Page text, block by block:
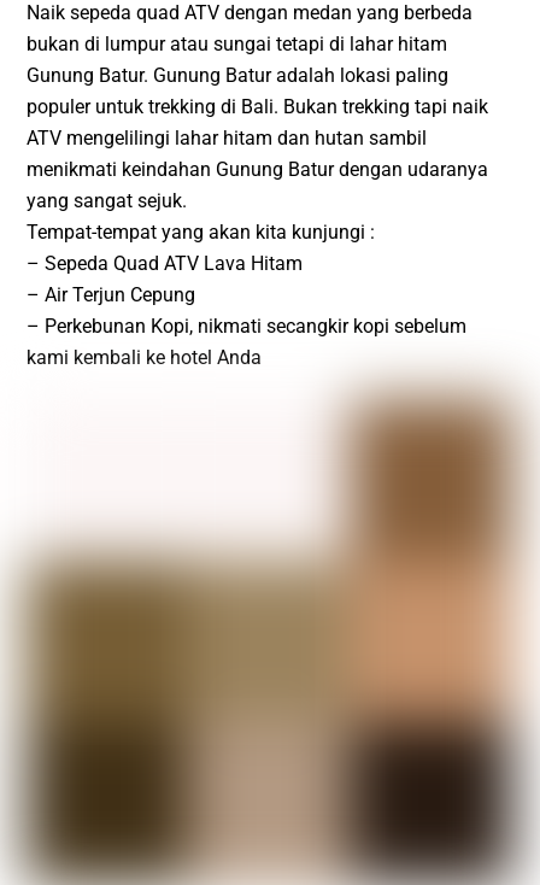
Naik sepeda quad ATV dengan medan yang berbeda
bukan di lumpur atau sungai tetapi di lahar hitam
Gunung Batur. Gunung Batur adalah lokasi paling
populer untuk trekking di Bali. Bukan trekking tapi naik
ATV mengelilingi lahar hitam dan hutan sambil
menikmati keindahan Gunung Batur dengan udaranya
yang sangat sejuk.
Tempat-tempat yang akan kita kunjungi :
– Sepeda Quad ATV Lava Hitam
– Air Terjun Cepung
– Perkebunan Kopi, nikmati secangkir kopi sebelum
kami kembali ke hotel Anda